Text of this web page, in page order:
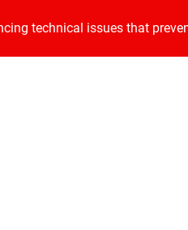
technical issues that